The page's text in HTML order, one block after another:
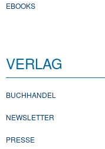
EBOOKS
VERLAG
BUCHHANDEL
NEWSLETTER
PRESSE